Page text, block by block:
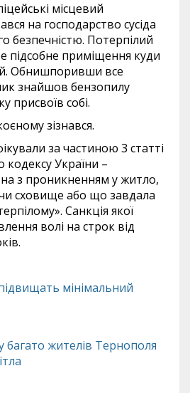
місцевий
на господарство сусіда
безпечністю. Потерпілий
підсобне приміщення куди
Обнишпоривши все
знайшов бензопилу
присвоїв собі.
зізнався.
за частиною 3 статті
кодексу України –
з проникненням у житло,
сховище або що завдала
Санкція якої
волі на строк від
мінімальний
багато жителів Тернополя